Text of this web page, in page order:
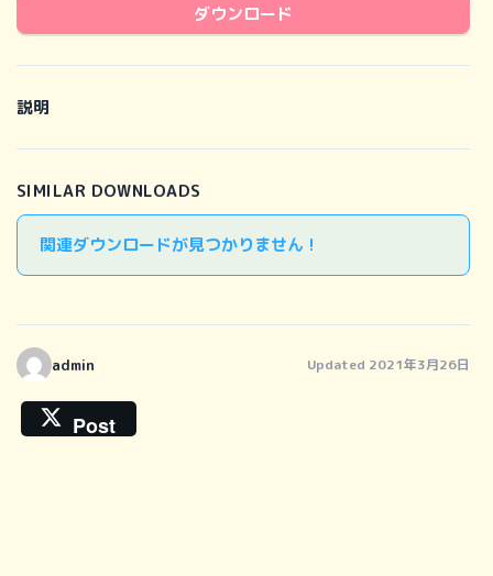
ダウンロード
説明
SIMILAR DOWNLOADS
関連ダウンロードが見つかりません !
admin Updated 2021年3月26日
Post